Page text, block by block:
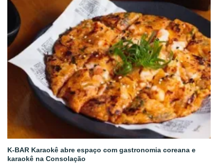
K-BAR Karaokê abre espaço com gastronomia coreana e
karaokê na Consolação